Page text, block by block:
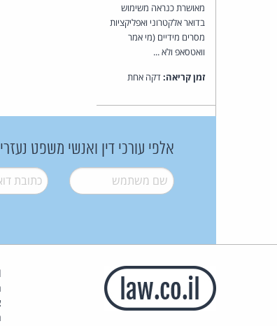
מאושרת כנראה משימוש
בדואר אלקטרוני ואפליקציות
מסרים מידיים (מי אמר
וואטסאפ ולא ...
זמן קריאה:דקה אחת
אלפי עורכי דין ואנשי משפט
שם משתמש* דואל*